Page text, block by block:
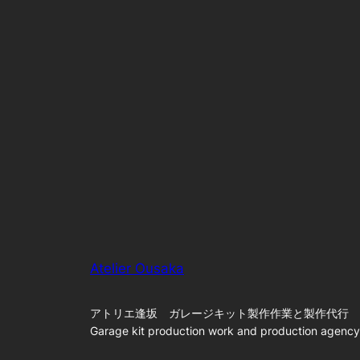
Atelier Ousaka
アトリエ逢坂 ガレージキット製作作業と製作代行
Garage kit production work and production agency